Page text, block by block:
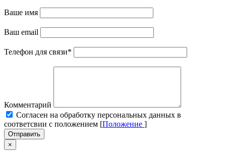
Ваше имя
Ваш email
Телефон для связи*
Комментарий
Cогласен на обработку персональных данных в
соответсвии с положением [Положение ]
Отправить
×